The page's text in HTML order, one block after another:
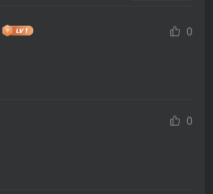
0
0